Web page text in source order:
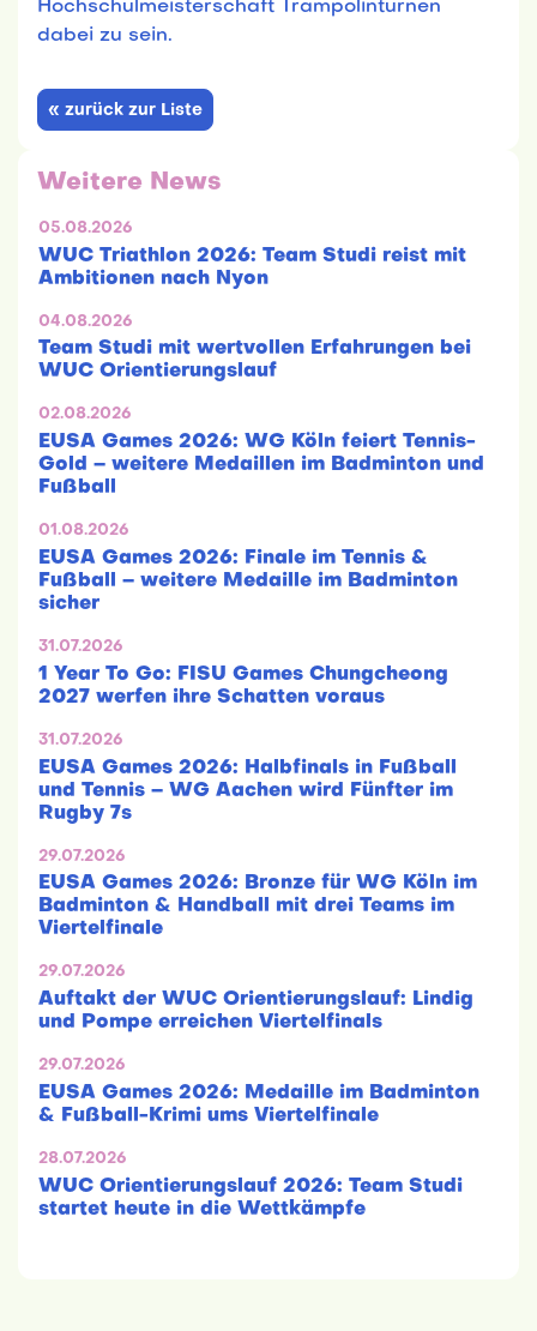
Hochschulmeisterschaft Trampolinturnen
dabei zu sein.
« zurück zur Liste
Weitere News
05.08.2026
WUC Triathlon 2026: Team Studi reist mit
Ambitionen nach Nyon
04.08.2026
Team Studi mit wertvollen Erfahrungen bei
WUC Orientierungslauf
02.08.2026
EUSA Games 2026: WG Köln feiert Tennis-
Gold – weitere Medaillen im Badminton und
Fußball
01.08.2026
EUSA Games 2026: Finale im Tennis &
Fußball – weitere Medaille im Badminton
sicher
31.07.2026
1 Year To Go: FISU Games Chungcheong
2027 werfen ihre Schatten voraus
31.07.2026
EUSA Games 2026: Halbfinals in Fußball
und Tennis – WG Aachen wird Fünfter im
Rugby 7s
29.07.2026
EUSA Games 2026: Bronze für WG Köln im
Badminton & Handball mit drei Teams im
Viertelfinale
29.07.2026
Auftakt der WUC Orientierungslauf: Lindig
und Pompe erreichen Viertelfinals
29.07.2026
EUSA Games 2026: Medaille im Badminton
& Fußball-Krimi ums Viertelfinale
28.07.2026
WUC Orientierungslauf 2026: Team Studi
startet heute in die Wettkämpfe